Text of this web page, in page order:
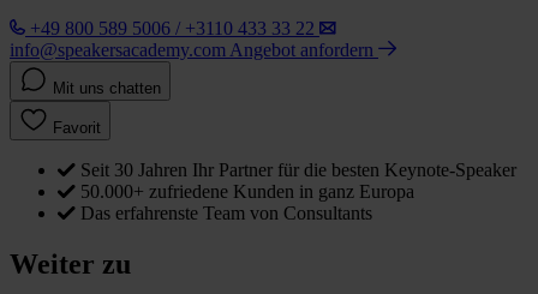
+49 800 589 5006 / +3110 433 33 22
info@speakersacademy.com Angebot anfordern
Mit uns chatten
Favorit
Seit 30 Jahren Ihr Partner für die besten Keynote-Speaker
50.000+ zufriedene Kunden in ganz Europa
Das erfahrenste Team von Consultants
Weiter zu